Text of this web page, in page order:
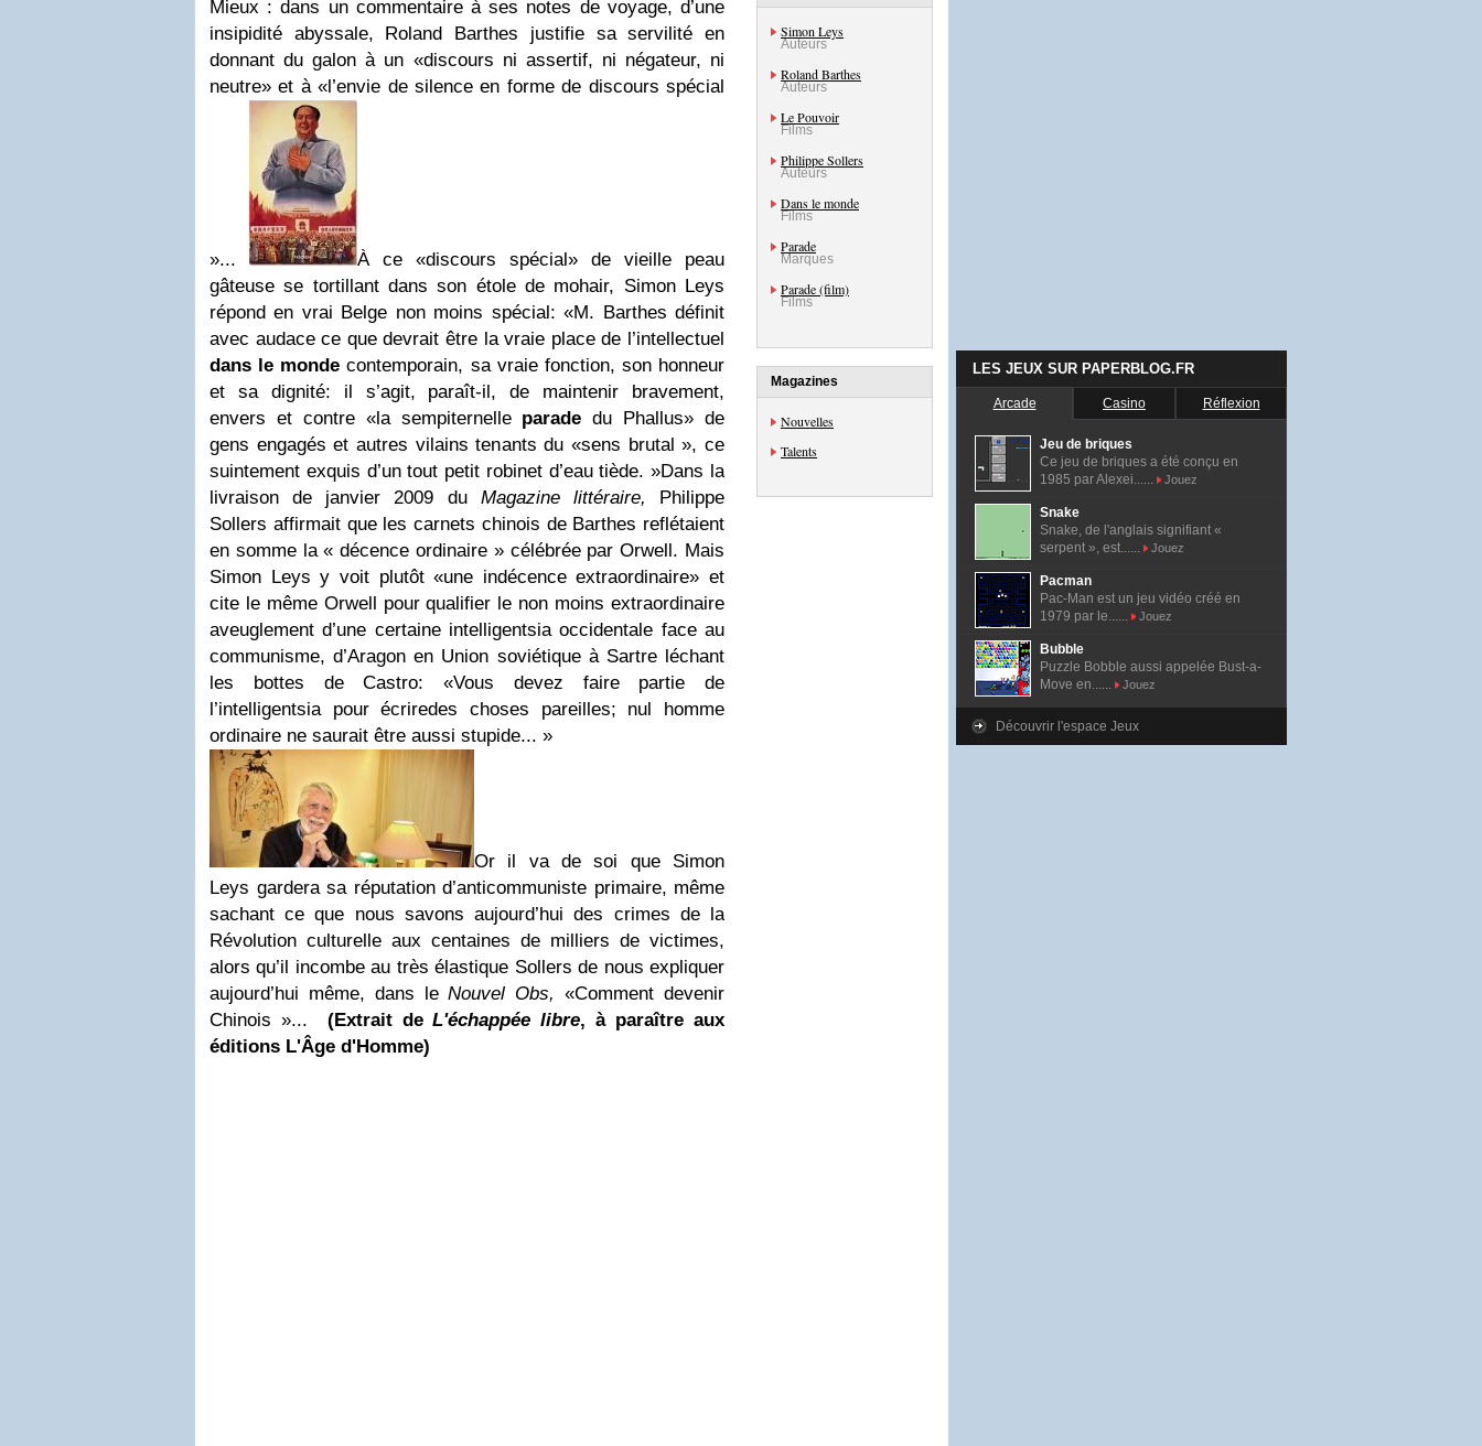
Mieux : dans un commentaire à ses notes de voyage, d’une
insipidité abyssale, Roland Barthes justifie sa servilité en
donnant du galon à un «discours ni assertif, ni négateur, ni
neutre» et à «l’envie de silence en forme de discours spécial
»...
À ce «discours spécial» de vieille peau
gâteuse se tortillant dans son étole de mohair, Simon Leys
répond en vrai Belge non moins spécial: «M. Barthes définit
avec audace ce que devrait être la vraie place de l’intellectuel
dans le monde contemporain, sa vraie fonction, son honneur
et sa dignité: il s’agit, paraît-il, de maintenir bravement,
envers et contre «la sempiternelle parade du Phallus» de
gens engagés et autres vilains tenants du «sens brutal », ce
suintement exquis d’un tout petit robinet d’eau tiède. »Dans la
livraison de janvier 2009 du Magazine littéraire, Philippe
Sollers affirmait que les carnets chinois de Barthes reflétaient
en somme la « décence ordinaire » célébrée par Orwell. Mais
Simon Leys y voit plutôt «une indécence extraordinaire» et
cite le même Orwell pour qualifier le non moins extraordinaire
aveuglement d’une certaine intelligentsia occidentale face au
communisme, d’Aragon en Union soviétique à Sartre léchant
les bottes de Castro: «Vous devez faire partie de
l’intelligentsia pour écriredes choses pareilles; nul homme
ordinaire ne saurait être aussi stupide... »
Or il va de soi que Simon
Leys gardera sa réputation d’anticommuniste primaire, même
sachant ce que nous savons aujourd’hui des crimes de la
Révolution culturelle aux centaines de milliers de victimes,
alors qu’il incombe au très élastique Sollers de nous expliquer
aujourd’hui même, dans leNouvel Obs, «Comment devenir
Chinois »...
(Extrait deL'échappée libre, à paraître aux
éditions L'Âge d'Homme)
Simon Leys
Auteurs
Roland Barthes
Auteurs
Le Pouvoir
Films
Philippe Sollers
Auteurs
Dans le monde
Films
Parade
Marques
Parade (film)
Films
Magazines
Nouvelles
Talents
LES JEUX SUR PAPERBLOG.FR
Arcade Casino Réflexion
Jeu de briques
Ce jeu de briques a été conçu en
1985 par Alexei......
Jouez
Snake
Snake, de l'anglais signifiant «
serpent », est......
Jouez
Pacman
Pac-Man est un jeu vidéo créé en
1979 par le......
Jouez
Bubble
Puzzle Bobble aussi appelée Bust-a-
Move en......
Jouez
Découvrir l'espace Jeux